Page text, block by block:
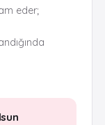
eder;